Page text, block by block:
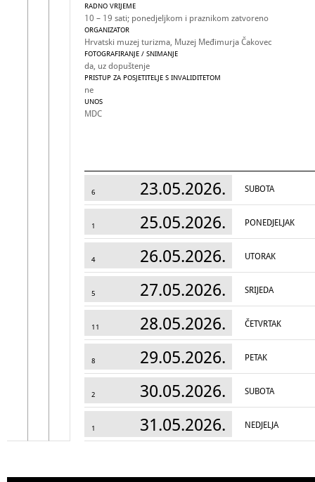
RADNO VRIJEME
10 – 19 sati; ponedjeljkom i praznikom zatvoreno
ORGANIZATOR
Hrvatski muzej turizma, Muzej Međimurja Čakovec
FOTOGRAFIRANJE / SNIMANJE
da, uz dopuštenje
PRISTUP ZA POSJETITELJE S INVALIDITETOM
ne
UNOS
MDC
6 23.05.2026. SUBOTA
1 25.05.2026. PONEDJELJAK
4 26.05.2026. UTORAK
5 27.05.2026. SRIJEDA
11 28.05.2026. ČETVRTAK
8 29.05.2026. PETAK
2 30.05.2026. SUBOTA
1 31.05.2026. NEDJELJA